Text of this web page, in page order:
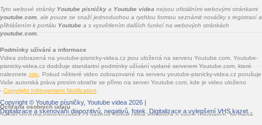
Tyto webové stránky Youtube písničky a Youtube videa nejsou oficiálními webovými stránkami
youtube.com , ale pouze se snaží jednoduchou a rychlou formou seznámit nováčky s registrací a
přihlášením k portálu Youtube a s vysvětlením dalších funkcí na webových stránkách
youtube.com.
Podmínky užívání a informace
Videa zobrazená na youtube-pisnicky-videa.cz jsou uložená na serveru Youtube.com. Youtube-
pisnicky-videa.cz dodržuje standartní podmínky užívání vydané serverem Youtube.com, které
naleznete zde . Pokud některé video zobrazované na serveru youtube-pisnicky-videa.cz porušuje
Vaše autorská práva prosím obraťte se přímo na server Youtube.com, kde je video uloženo
- Copyright Infringement Notification
Ochrana osobních údajů
Server youtube-pisnicky-videa.cz nesbírá žádné citlivé informace o svých uživatelích. Nicméně
Copyright © Youtube písničky, Youtube videa 2026 |
Digitalizace a skenování diapozitivů, negativů, fotek . Digitalizace a vylepšení VHS kazet.